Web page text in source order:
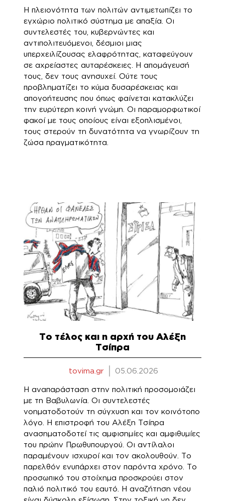
Η πλειονότητα των πολιτών αντιμετωπίζει το
εγχώριο πολιτικό σύστημα με απαξία. Οι
συντελεστές του, κυβερνώντες και
αντιπολιτευόμενοι, δέσμιοι μιας
υπερχειλίζουσας ελαφρότητας, καταφεύγουν
σε αχρείαστες αυταρέσκειες. Η απομάγευσή
τους, δεν τους ανησυχεί. Ούτε τους
προβληματίζει το κύμα δυσαρέσκειας και
απογοήτευσης που όπως φαίνεται κατακλύζει
την ευρύτερη κοινή γνώμη. Οι παραμορφωτικοί
φακοί με τους οποίους είναι εξοπλισμένοι,
τους στερούν τη δυνατότητα να γνωρίζουν τη
ζώσα πραγματικότητα.
Το τέλος και η αρχή του Αλέξη
Τσίπρα
tovima.gr 05.06.2026
Η αναπαράσταση στην πολιτική προσομοιάζει
με τη Βαβυλωνία. Οι συντελεστές
νοηματοδοτούν τη σύγχυση και τον κοινότοπο
λόγο. Η επιστροφή του Αλέξη Τσίπρα
ανασηματοδοτεί τις αμφισημίες και αμφιθυμίες
του πρώην Πρωθυπουργού. Οι αντίλαλοι
παραμένουν ισχυροί και τον ακολουθούν. Το
παρελθόν ενυπάρχει στον παρόντα χρόνο. Το
προσωπικό του στοίχημα προσκρούει στον
παλιό πολιτικό του εαυτό. Η αναζήτηση νέου